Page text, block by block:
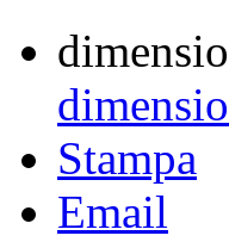
Stampa
Email